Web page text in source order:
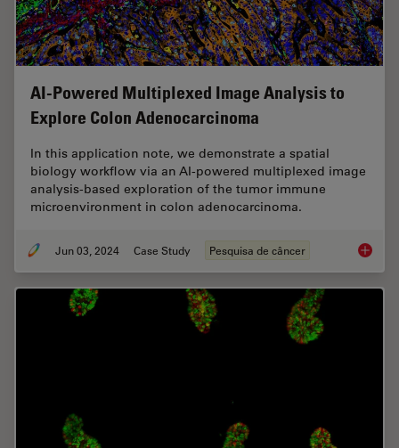
AI-Powered Multiplexed Image Analysis to
Explore Colon Adenocarcinoma
In this application note, we demonstrate a spatial
biology workflow via an AI-powered multiplexed image
analysis-based exploration of the tumor immune
microenvironment in colon adenocarcinoma.
Jun 03, 2024 Case Study Pesquisa de câncer AI-